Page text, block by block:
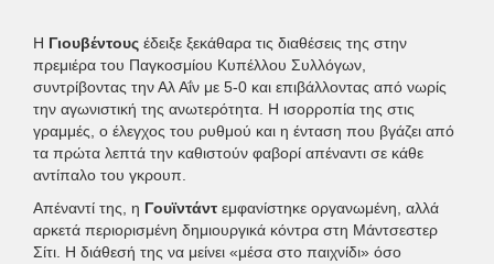
Η Γιουβέντους έδειξε ξεκάθαρα τις διαθέσεις της στην
πρεμιέρα του Παγκοσμίου Κυπέλλου Συλλόγων,
συντρίβοντας την Αλ Αΐν με 5-0 και επιβάλλοντας από νωρίς
την αγωνιστική της ανωτερότητα. Η ισορροπία της στις
γραμμές, ο έλεγχος του ρυθμού και η ένταση που βγάζει από
τα πρώτα λεπτά την καθιστούν φαβορί απέναντι σε κάθε
αντίπαλο του γκρουπ.
Απέναντί της, η Γουϊντάντ εμφανίστηκε οργανωμένη, αλλά
αρκετά περιορισμένη δημιουργικά κόντρα στη Μάντσεστερ
Σίτι. Η διάθεσή της να μείνει «μέσα στο παιχνίδι» όσο